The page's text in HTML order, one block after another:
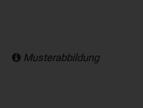
Musterabbildung